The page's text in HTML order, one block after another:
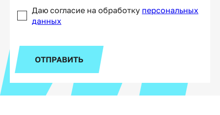
Даю согласие на обработку персональных
данных
ОТПРАВИТЬ